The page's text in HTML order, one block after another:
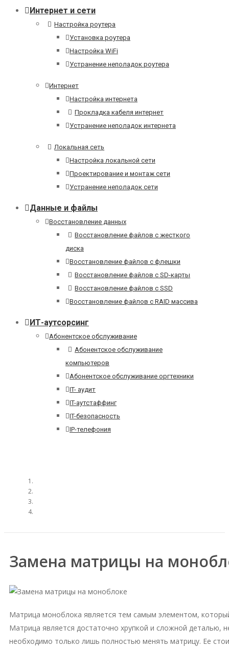
Интернет и сети
Настройка роутера
Установка роутера
Настройка WiFi
Устранение неполадок роутера
Интернет
Настройка интернета
Прокладка кабеля интернет
Устранение неполадок интернета
Локальная сеть
Настройка локальной сети
Проектирование и монтаж сети
Устранение неполадок сети
Данные и файлы
Восстановление данных
Восстановление файлов с жесткого
диска
Восстановление файлов с флешки
Восстановление файлов с SD-карты
Восстановление файлов с SSD
Восстановление файлов с RAID массива
ИТ-аутсорсинг
Абонентское обслуживание
Абонентское обслуживание
компьютеров
Абонентское обслуживание оргтехники
IT- аудит
IT-аутстаффинг
IT-безопасность
IP-телефония
Замена матрицы на
Матрица моноблока является тем самым элементом,
Матрица является достаточно хрупкой и сложной
необходимо только лишь полностью менять матрицу. Ее